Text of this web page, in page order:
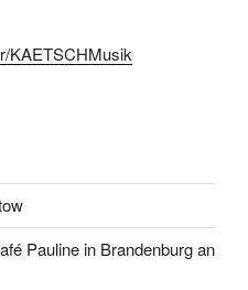
KAETSCHMusik
Pauline in Brandenburg an